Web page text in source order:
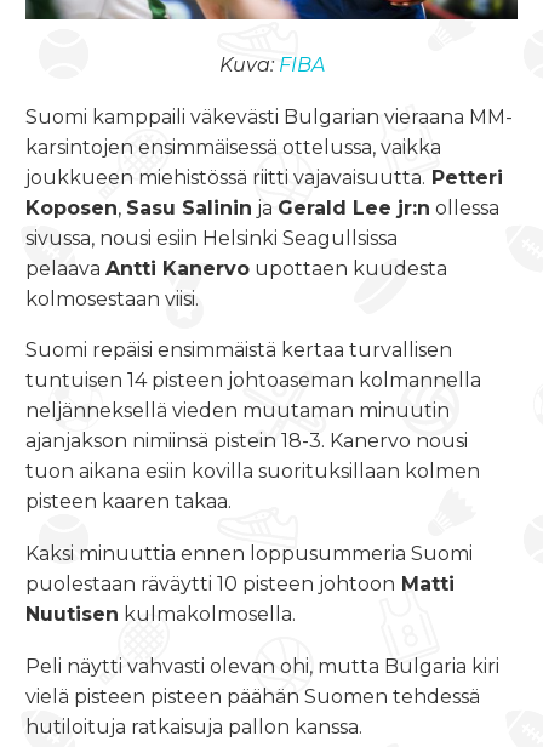
Kuva: FIBA
Suomi kamppaili väkevästi Bulgarian vieraana MM-
karsintojen ensimmäisessä ottelussa, vaikka
joukkueen miehistössä riitti vajavaisuutta. Petteri
Koposen, Sasu Salinin ja Gerald Lee jr:n ollessa
sivussa, nousi esiin Helsinki Seagullsissa
pelaava Antti Kanervo upottaen kuudesta
kolmosestaan viisi.
Suomi repäisi ensimmäistä kertaa turvallisen
tuntuisen 14 pisteen johtoaseman kolmannella
neljänneksellä vieden muutaman minuutin
ajanjakson nimiinsä pistein 18-3. Kanervo nousi
tuon aikana esiin kovilla suorituksillaan kolmen
pisteen kaaren takaa.
Kaksi minuuttia ennen loppusummeria Suomi
puolestaan räväytti 10 pisteen johtoon Matti
Nuutisen kulmakolmosella.
Peli näytti vahvasti olevan ohi, mutta Bulgaria kiri
vielä pisteen pisteen päähän Suomen tehdessä
hutiloituja ratkaisuja pallon kanssa.